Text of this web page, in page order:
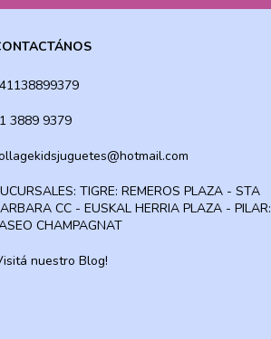
3889 9379
TIGRE: REMEROS PLAZA - STA
CC - EUSKAL HERRIA PLAZA - PILAR:
CHAMPAGNAT
nuestro Blog!